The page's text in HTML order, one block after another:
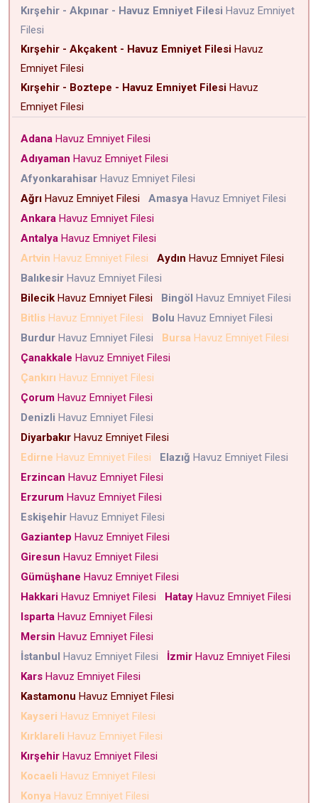
Kırşehir - Akpınar - Havuz Emniyet Filesi Havuz Emniyet
Filesi
Kırşehir - Akçakent - Havuz Emniyet Filesi Havuz
Emniyet Filesi
Kırşehir - Boztepe - Havuz Emniyet Filesi Havuz
Emniyet Filesi
Adana Havuz Emniyet Filesi
Adıyaman Havuz Emniyet Filesi
Afyonkarahisar Havuz Emniyet Filesi
Ağrı Havuz Emniyet Filesi Amasya Havuz Emniyet Filesi
Ankara Havuz Emniyet Filesi
Antalya Havuz Emniyet Filesi
Artvin Havuz Emniyet Filesi Aydın Havuz Emniyet Filesi
Balıkesir Havuz Emniyet Filesi
Bilecik Havuz Emniyet Filesi Bingöl Havuz Emniyet Filesi
Bitlis Havuz Emniyet Filesi Bolu Havuz Emniyet Filesi
Burdur Havuz Emniyet Filesi Bursa Havuz Emniyet Filesi
Çanakkale Havuz Emniyet Filesi
Çankırı Havuz Emniyet Filesi
Çorum Havuz Emniyet Filesi
Denizli Havuz Emniyet Filesi
Diyarbakır Havuz Emniyet Filesi
Edirne Havuz Emniyet Filesi Elazığ Havuz Emniyet Filesi
Erzincan Havuz Emniyet Filesi
Erzurum Havuz Emniyet Filesi
Eskişehir Havuz Emniyet Filesi
Gaziantep Havuz Emniyet Filesi
Giresun Havuz Emniyet Filesi
Gümüşhane Havuz Emniyet Filesi
Hakkari Havuz Emniyet Filesi Hatay Havuz Emniyet Filesi
Isparta Havuz Emniyet Filesi
Mersin Havuz Emniyet Filesi
İstanbul Havuz Emniyet Filesi İzmir Havuz Emniyet Filesi
Kars Havuz Emniyet Filesi
Kastamonu Havuz Emniyet Filesi
Kayseri Havuz Emniyet Filesi
Kırklareli Havuz Emniyet Filesi
Kırşehir Havuz Emniyet Filesi
Kocaeli Havuz Emniyet Filesi
Konya Havuz Emniyet Filesi